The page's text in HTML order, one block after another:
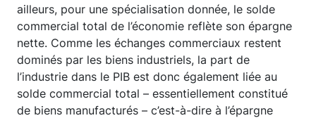
ailleurs, pour une spécialisation donnée, le solde
commercial total de l’économie reflète son épargne
nette. Comme les échanges commerciaux restent
dominés par les biens industriels, la part de
l’industrie dans le PIB est donc également liée au
solde commercial total – essentiellement constitué
de biens manufacturés – c’est-à-dire à l’épargne